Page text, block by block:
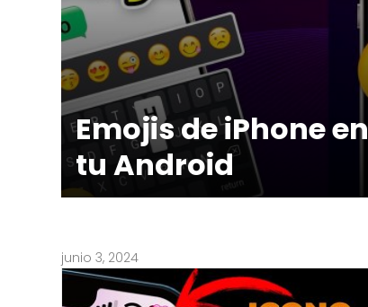
Emojis de iPhone en
tu Android
junio 3, 2024